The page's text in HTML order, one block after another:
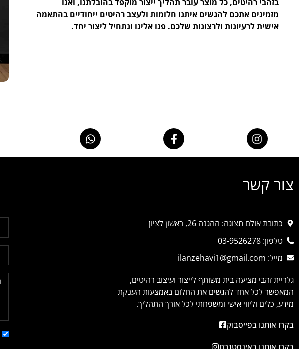
מזמינים אתכם להגשים איתנו חלומות ולעצב רהיטים ייחודיים בהתאמה
אישית לרעיונות ולרצונות שלכם. פנו אלינו ונתחיל ליצור יחד.
צור קשר
כתובת אולם תצוגה: ההגנה 26, ראשון לציון
טלפון: 03-9526278
מייל: ilanzehavi1@gmail.com
גלריית זהבי מציעה בית משותף לייצור ועיצוב רהיטים,
המאפשר לכל אחד להגשים את החלום באמצעות הענקת
מידע, כלים וליווי אישי ומשפחתי לכל אורך התהליך.
בקרו אותנו בפייסבוק